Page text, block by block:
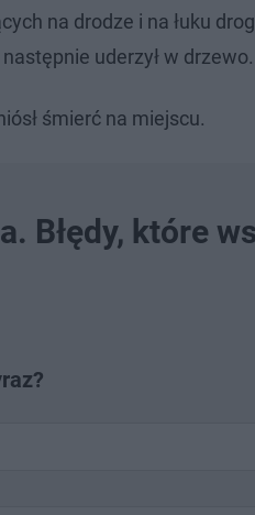
na drodze i na łuku
uderzył w drzewo.
śmierć na miejscu.
Błędy, które